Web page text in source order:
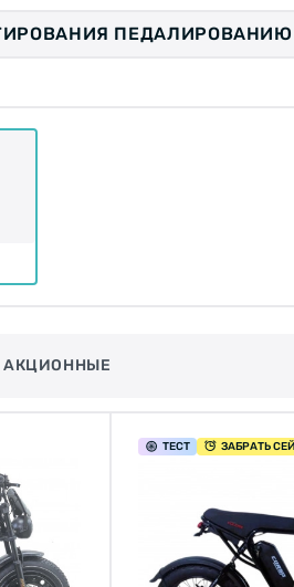
ПЕДАЛИРОВАНИЮ
АКЦИОННЫЕ
ТЕСТ ЗАБРАТЬ